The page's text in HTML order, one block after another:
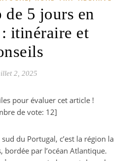
5 jours en
itinéraire et
2, 2025
pour évaluer cet article !
de vote: 12]
du Portugal, c’est la région la
par l’océan Atlantique.